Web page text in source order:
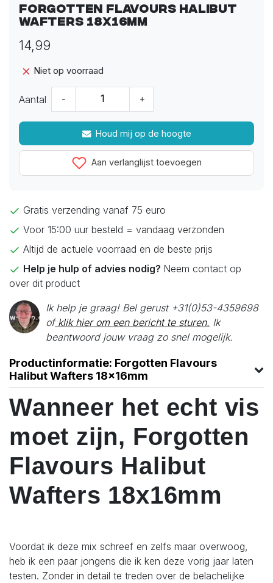
Forgotten Flavours Halibut
Wafters 18x16mm
14,99
Niet op voorraad
Aantal - +
Houd mij op de hoogte
Aan verlanglijst toevoegen
Gratis verzending vanaf 75 euro
Voor 15:00 uur besteld = vandaag verzonden
Altijd de actuele voorraad en de beste prijs
Help je hulp of advies nodig? Neem contact op
over dit product
Ik help je graag! Bel gerust +31(0)53-4359698
ofklik hier om een bericht te sturen. Ik
beantwoord jouw vraag zo snel mogelijk.
Productinformatie: Forgotten Flavours
Halibut Wafters 18x16mm
Wanneer het echt vis
moet zijn, Forgotten
Flavours Halibut
Wafters 18x16mm
Voordat ik deze mix schreef en zelfs maar overwoog,
heb ik een paar jongens die ik ken deze vorig jaar laten
testen. Zonder in detail te treden over de belachelijke